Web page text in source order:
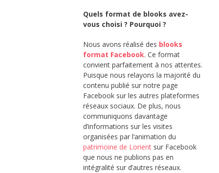
Quels format de blooks avez-
vous choisi ? Pourquoi ?
Nous avons réalisé des blooks
format Facebook. Ce format
convient parfaitement à nos attentes.
Puisque nous relayons la majorité du
contenu publié sur notre page
Facebook sur les autres plateformes
réseaux sociaux. De plus, nous
communiquons davantage
d’informations sur les visites
organisées par l’animation du
patrimoine de Lorientsur Facebook
que nous ne publions pas en
intégralité sur d’autres réseaux.